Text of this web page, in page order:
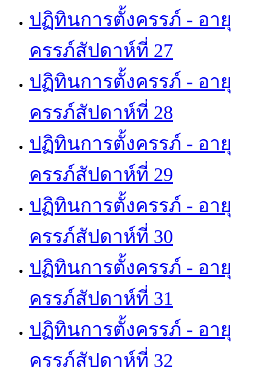
ปฏิทินการตั้งครรภ์ - อายุ
ครรภ์สัปดาห์ที่ 27
ปฏิทินการตั้งครรภ์ - อายุ
ครรภ์สัปดาห์ที่ 28
ปฏิทินการตั้งครรภ์ - อายุ
ครรภ์สัปดาห์ที่ 29
ปฏิทินการตั้งครรภ์ - อายุ
ครรภ์สัปดาห์ที่ 30
ปฏิทินการตั้งครรภ์ - อายุ
ครรภ์สัปดาห์ที่ 31
ปฏิทินการตั้งครรภ์ - อายุ
ครรภ์สัปดาห์ที่ 32